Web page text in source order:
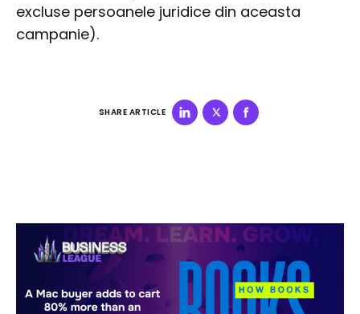
excluse persoanele juridice din aceasta
campanie).
SHARE ARTICLE